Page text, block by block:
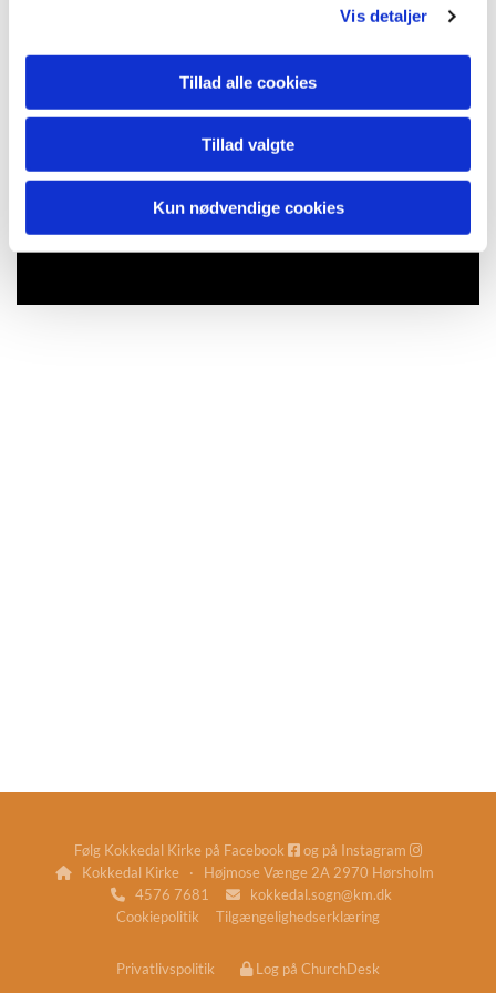
Vis detaljer
Tillad alle cookies
Tillad valgte
Kun nødvendige cookies
Du vil måske også kunne lide...
Følg Kokkedal Kirke på Facebook  og på Instagram 

Kokkedal Kirke · Højmose Vænge 2A 2970 Hørsholm
 4576 7681 
kokkedal.sogn@km.dk
Cookiepolitik
Tilgængelighedserklæring
Privatlivspolitik Log på ChurchDesk